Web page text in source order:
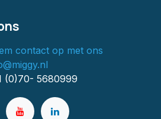
contact op met ons
(0)70- 5680999